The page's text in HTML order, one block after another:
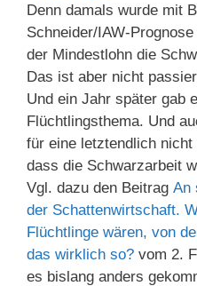
Denn damals wurde mit
Schneider/IAW-
der Mindestlohn die
Das ist aber nicht
Und ein Jahr später gab
Flüchtlingsthema. Und
für eine letztendlich
dass die Schwarzarbeit
Vgl. dazu den Beitrag An
der Schattenwirtschaft.
Flüchtlinge wären, von
das wirklich so? vom 2.
es bislang anders